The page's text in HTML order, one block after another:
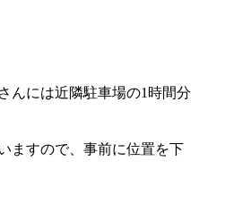
んには近隣駐車場の1時間分
ますので、事前に位置を下